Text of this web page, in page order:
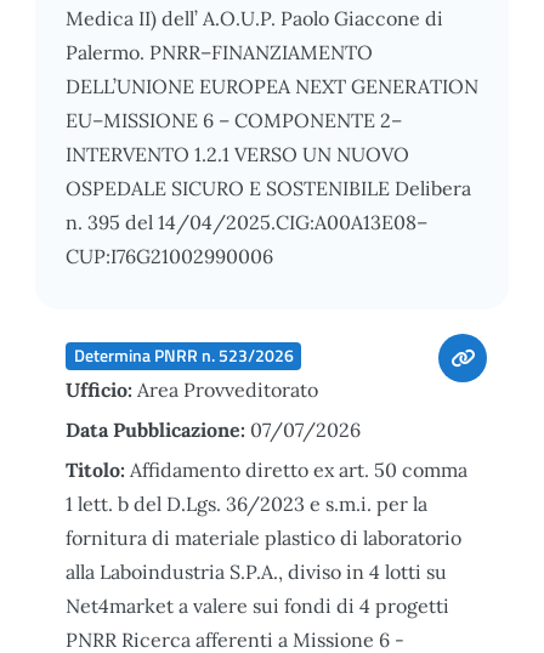
Medica II) dell’ A.O.U.P. Paolo Giaccone di
Palermo. PNRR–FINANZIAMENTO
DELL’UNIONE EUROPEA NEXT GENERATION
EU–MISSIONE 6 – COMPONENTE 2–
INTERVENTO 1.2.1 VERSO UN NUOVO
OSPEDALE SICURO E SOSTENIBILE Delibera
n. 395 del 14/04/2025.CIG:A00A13E08–
CUP:I76G21002990006
Determina PNRR n. 523/2026
Ufficio: Area Provveditorato
Data Pubblicazione: 07/07/2026
Titolo: Affidamento diretto ex art. 50 comma
1 lett. b del D.Lgs. 36/2023 e s.m.i. per la
fornitura di materiale plastico di laboratorio
alla Laboindustria S.P.A., diviso in 4 lotti su
Net4market a valere sui fondi di 4 progetti
PNRR Ricerca afferenti a Missione 6 -